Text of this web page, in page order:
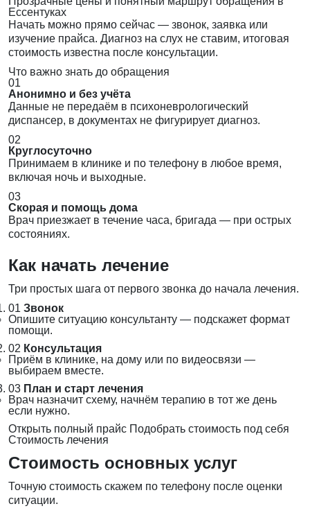
Ессентуках
Начать можно прямо сейчас — звонок, заявка или
изучение прайса. Диагноз на слух не ставим, итоговая
стоимость известна после консультации.
Что важно знать до обращения
01
Анонимно и без учёта
Данные не передаём в психоневрологический
диспансер, в документах не фигурирует диагноз.
02
Круглосуточно
Принимаем в клинике и по телефону в любое время,
включая ночь и выходные.
03
Скорая и помощь дома
Врач приезжает в течение часа, бригада — при острых
состояниях.
Как начать лечение
Три простых шага от первого звонка до начала лечения.
01 Звонок
Опишите ситуацию консультанту — подскажет формат
помощи.
02 Консультация
Приём в клинике, на дому или по видеосвязи —
выбираем вместе.
03 План и старт лечения
Врач назначит схему, начнём терапию в тот же день
если нужно.
Открыть полный прайс Подобрать стоимость под себя
Стоимость лечения
Стоимость основных услуг
Точную стоимость скажем по телефону после оценки
ситуации.